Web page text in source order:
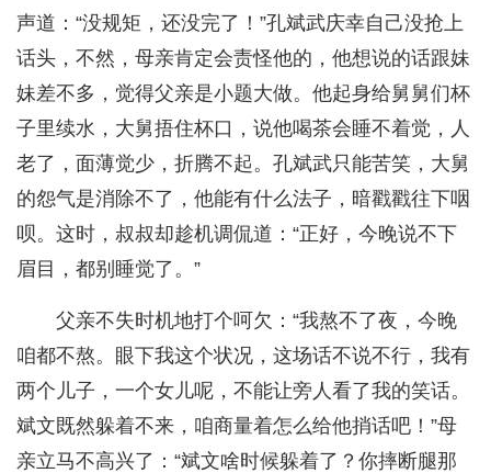
声道：“没规矩，还没完了！”孔斌武庆幸自己没抢上
话头，不然，母亲肯定会责怪他的，他想说的话跟妹
妹差不多，觉得父亲是小题大做。他起身给舅舅们杯
子里续水，大舅捂住杯口，说他喝茶会睡不着觉，人
老了，面薄觉少，折腾不起。孔斌武只能苦笑，大舅
的怨气是消除不了，他能有什么法子，暗戳戳往下咽
呗。这时，叔叔却趁机调侃道：“正好，今晚说不下
眉目，都别睡觉了。”
父亲不失时机地打个呵欠：“我熬不了夜，今晚
咱都不熬。眼下我这个状况，这场话不说不行，我有
两个儿子，一个女儿呢，不能让旁人看了我的笑话。
斌文既然躲着不来，咱商量着怎么给他捎话吧！”母
亲立马不高兴了：“斌文啥时候躲着了？你摔断腿那